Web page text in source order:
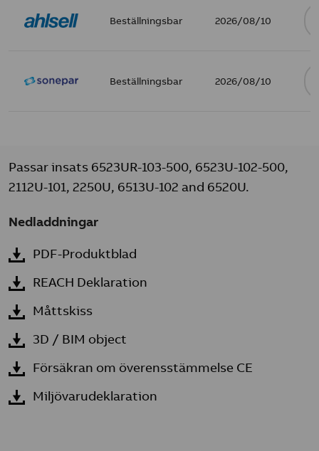
Beställningsbar 2026/08/10
Beställningsbar 2026/08/10
Passar insats 6523UR-103-500, 6523U-102-500,
2112U-101, 2250U, 6513U-102 and 6520U.
Nedladdningar
PDF-Produktblad
REACH Deklaration
Måttskiss
3D / BIM object
Försäkran om överensstämmelse CE
Miljövarudeklaration